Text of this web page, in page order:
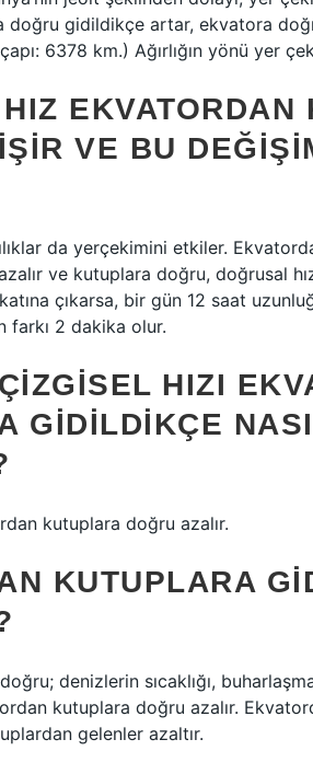
doğru gidildikçe artar, ekvatora
6378 km.) Ağırlığın yönü yer
EKVATORDAN
VE BU
da yerçekimini etkiler.
ve kutuplara doğru, doğrusal
çıkarsa, bir gün 12 saat
farkı 2 dakika olur.
HIZI
GIDILDIKÇE
kutuplara doğru azalır.
KUTUPLARA
denizlerin sıcaklığı,
kutuplara doğru azalır.
gelenler azaltır.